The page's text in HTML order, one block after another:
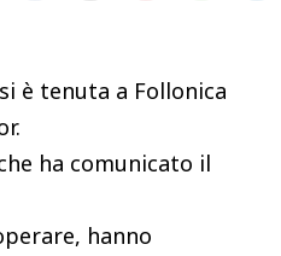
è tenuta a Follonica
ha comunicato il
hanno